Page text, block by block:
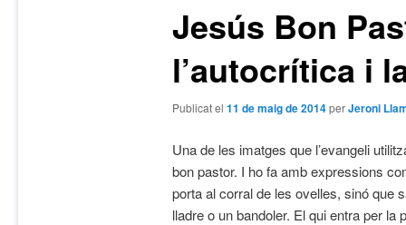
Jesús Bon
l’autocrítica i
Publicat el 11 de maig de 2014perJeroni
Una de les imatges que l’evangeli
bon pastor. I ho fa amb expressions
porta al corral de les ovelles, sinó que
lladre o un bandoler. El qui entra per